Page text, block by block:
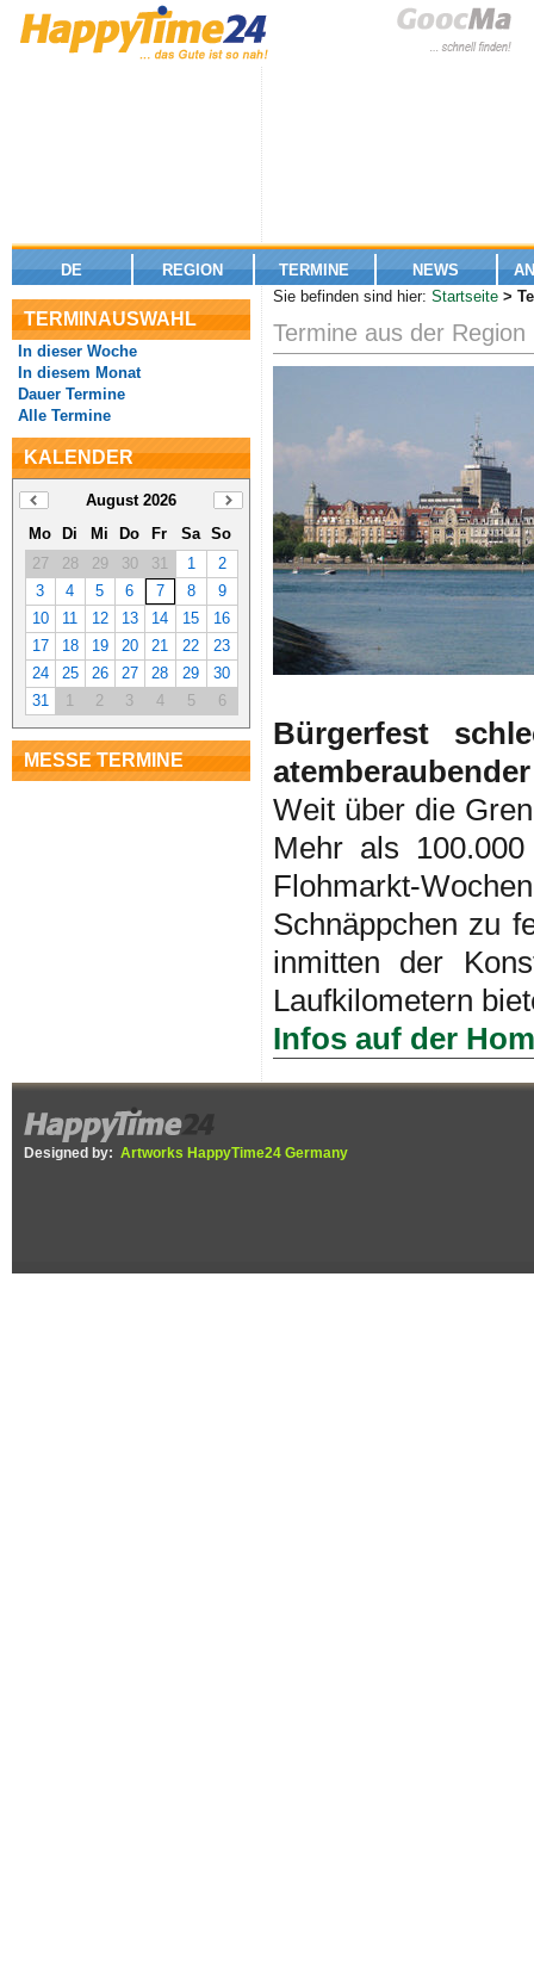
DE REGION TERMINE NEWS
TERMINAUSWAHL
In dieser Woche
In diesem Monat
Dauer Termine
Alle Termine
KALENDER
August 2026
Mo
Di Mi Do Fr Sa
So
27
28 29 30 31 1
2
3
4 5 6 7 8
9
10
11 12 13 14 15
16
17
18 19 20 21 22
23
24
25 26 27 28 29
30
31
1 2 3 4 5 6
MESSE TERMINE
Sie befinden sind hier: Startseite >
Termine aus der
Bürgerfest
Weit über die
Mehr als
Flohmarkt-
Schnäppchen zu
inmitten der
Laufkilometern
Infos auf der
Designed by: Artworks HappyTime24 Germany